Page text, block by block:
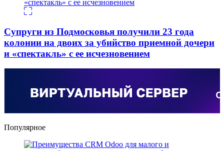
Супруги из Подмосковья получили 23 года
колонии на двоих за убийство приемной дочери
и «спектакль» с ее исчезновением
Популярное